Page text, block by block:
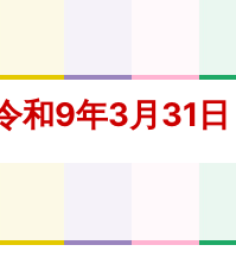
和9年3月31日